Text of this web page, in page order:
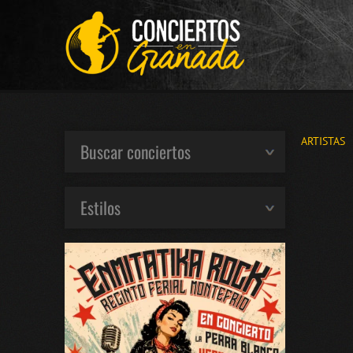
ARTISTAS
Buscar conciertos
Estilos